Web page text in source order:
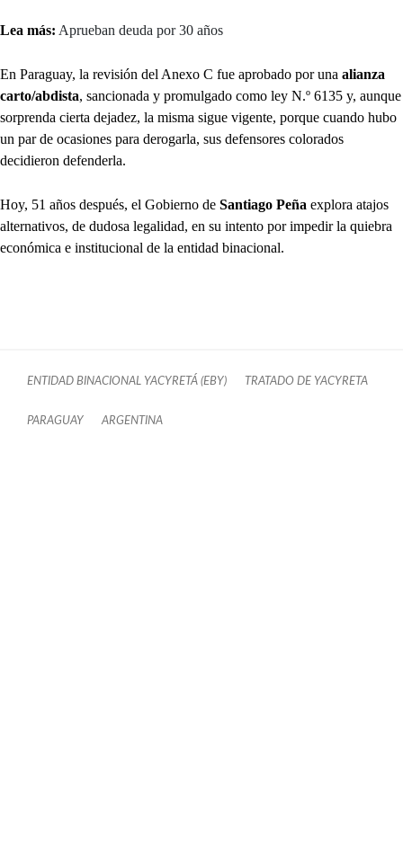
Lea más: Aprueban deuda por 30 años
En Paraguay, la revisión del Anexo C fue aprobado por una alianza
carto/abdista, sancionada y promulgado como ley N.º 6135 y, aunque
sorprenda cierta dejadez, la misma sigue vigente, porque cuando hubo
un par de ocasiones para derogarla, sus defensores colorados
decidieron defenderla.
Hoy, 51 años después, el Gobierno de Santiago Peña explora atajos
alternativos, de dudosa legalidad, en su intento por impedir la quiebra
económica e institucional de la entidad binacional.
ENTIDAD BINACIONAL YACYRETÁ (EBY) TRATADO DE YACYRETA
PARAGUAY ARGENTINA